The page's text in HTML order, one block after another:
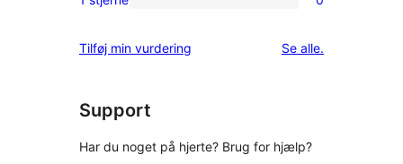
anmeldelser
0
stjernet
Tilføj min vurdering Se alleanmeldelser
.
Support
Har du noget på hjerte? Brug for hjælp?